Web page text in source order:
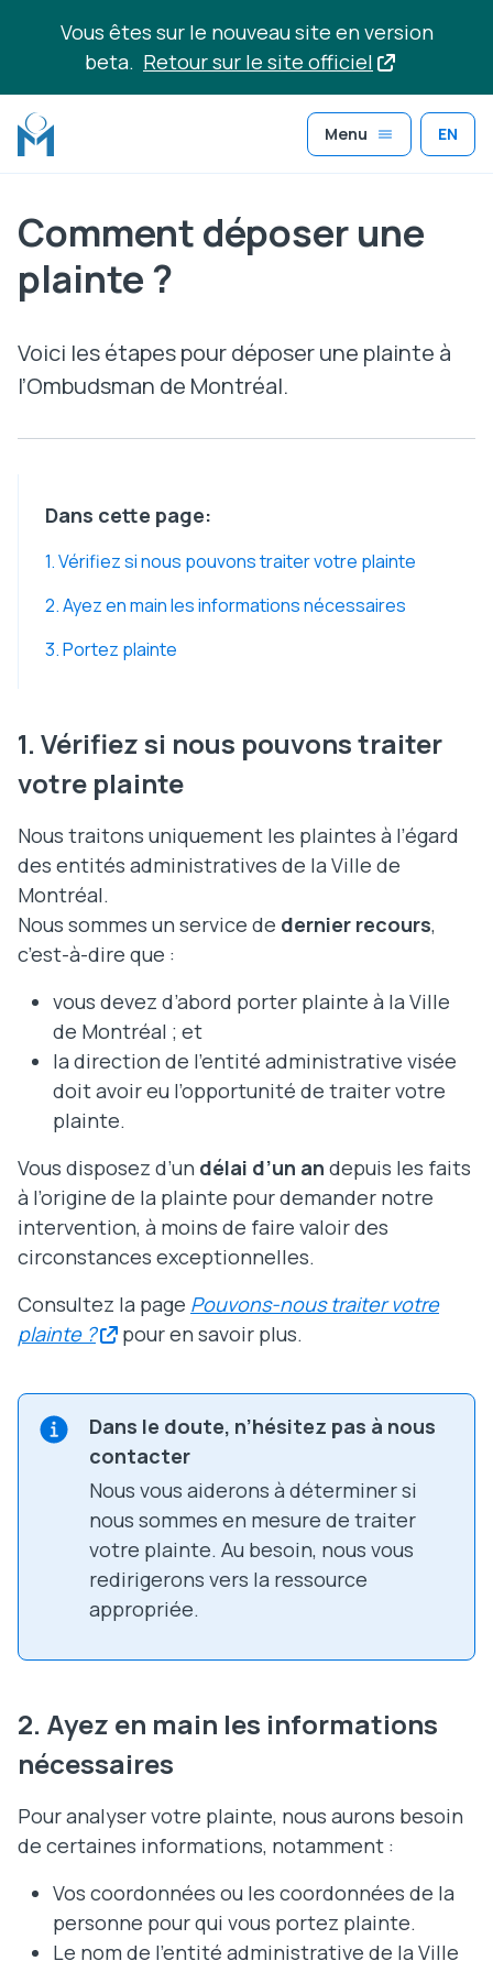
Vous êtes sur le nouveau site en version
beta. Retour sur le site officiel
Menu EN
Comment déposer une
plainte ?
Voici les étapes pour déposer une plainte à
l’Ombudsman de Montréal.
Dans cette page:
1. Vérifiez si nous pouvons traiter votre plainte
2. Ayez en main les informations nécessaires
3. Portez plainte
1. Vérifiez si nous pouvons traiter
votre plainte
Nous traitons uniquement les plaintes à l’égard
des entités administratives de la Ville de
Montréal.
Nous sommes un service de dernier recours,
c’est-à-dire que :
vous devez d’abord porter plainte à la Ville
de Montréal ; et
la direction de l’entité administrative visée
doit avoir eu l’opportunité de traiter votre
plainte.
Vous disposez d’un délai d’un an depuis les faits
à l’origine de la plainte pour demander notre
intervention, à moins de faire valoir des
circonstances exceptionnelles.
Consultez la page Pouvons-nous traiter votre
plainte ?
pour en savoir plus.
Dans le doute, n’hésitez pas à nous
contacter
Nous vous aiderons à déterminer si
nous sommes en mesure de traiter
votre plainte. Au besoin, nous vous
redirigerons vers la ressource
appropriée.
2. Ayez en main les informations
nécessaires
Pour analyser votre plainte, nous aurons besoin
de certaines informations, notamment :
Vos coordonnées ou les coordonnées de la
personne pour qui vous portez plainte.
Le nom de l’entité administrative de la Ville